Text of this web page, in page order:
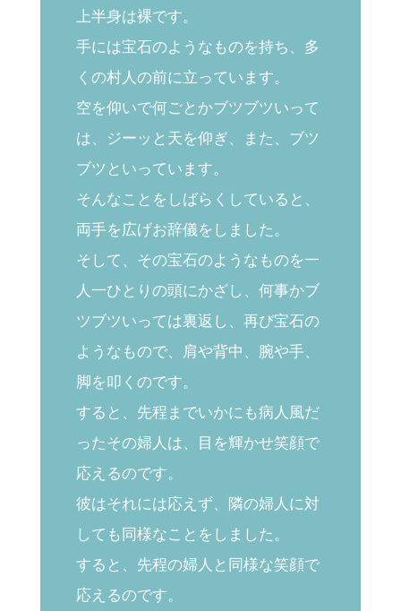
上半身は裸です。
手には宝石のようなものを持ち、多
くの村人の前に立っています。
空を仰いで何ごとかブツブツいって
は、ジーッと天を仰ぎ、また、ブツ
ブツといっています。
そんなことをしばらくしていると、
両手を広げお辞儀をしました。
そして、その宝石のようなものを一
人一ひとりの頭にかざし、何事かブ
ツブツいっては裏返し、再び宝石の
ようなもので、肩や背中、腕や手、
脚を叩くのです。
すると、先程までいかにも病人風だ
ったその婦人は、目を輝かせ笑顔で
応えるのです。
彼はそれには応えず、隣の婦人に対
しても同様なことをしました。
すると、先程の婦人と同様な笑顔で
応えるのです。